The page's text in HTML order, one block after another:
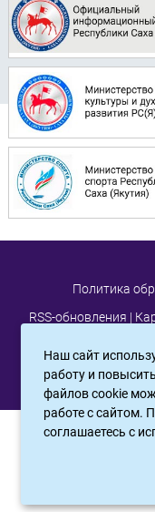
Политика
RSS-обновления |
Наш сайт
работу и
файлов cookie
работе с сайтом.
соглашаетесь c
САЙТ СОЗДАН:ООО